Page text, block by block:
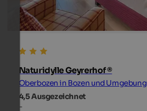
Naturidylle Geyrerhof ®
Oberbozen in Bozen und Umgebung
4,5Ausgezeichnet
-